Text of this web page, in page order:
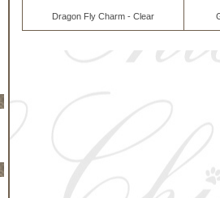
Dragon Fly Charm - Clear